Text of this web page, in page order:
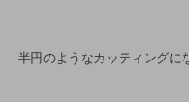
半円のようなカッティングに